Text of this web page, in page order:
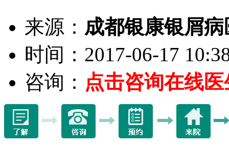
来源： 成都银康银屑病
时间：2017-06-17
咨询： 点击咨询在线医